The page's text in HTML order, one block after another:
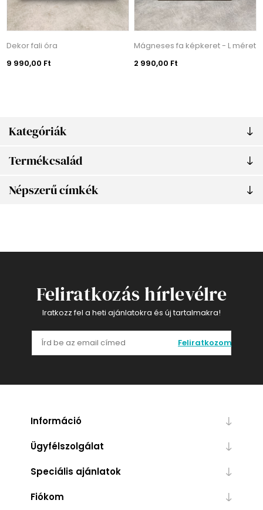
Kategóriák
Termékcsalád
Népszerű címkék
Dekor fali óra
9 990,00 Ft
Mágneses fa képkeret - L méret
2 990,00 Ft
Feliratkozás hírlevélre
Iratkozz fel a heti ajánlatokra és új tartalmakra!
Feliratkozom
Információ
Ügyfélszolgálat
Speciális ajánlatok
Fiókom